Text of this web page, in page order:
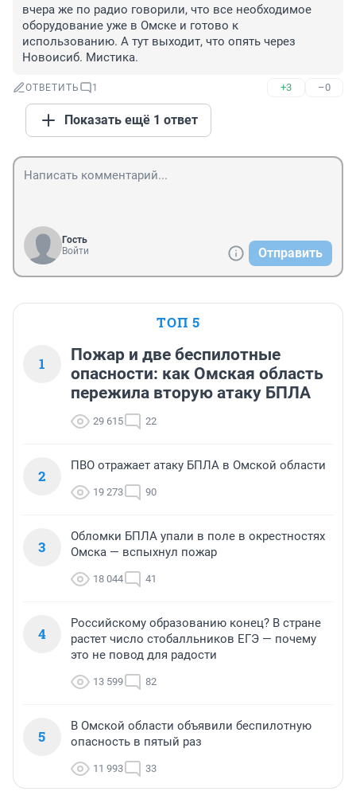
вчера же по радио говорили, что все необходимое
оборудование уже в Омске и готово к
использованию. А тут выходит, что опять через
Новоисиб. Мистика.
ОТВЕТИТЬ 1 +3 –0
Показать ещё 1 ответ
Гость
Войти
Отправить
ТОП 5
1
Пожар и две беспилотные
опасности: как Омская область
пережила вторую атаку БПЛА
29 615 22
2
ПВО отражает атаку БПЛА в Омской области
19 273 90
3
Обломки БПЛА упали в поле в окрестностях
Омска — вспыхнул пожар
18 044 41
4
Российскому образованию конец? В стране
растет число стобалльников ЕГЭ — почему
это не повод для радости
13 599 82
5
В Омской области объявили беспилотную
опасность в пятый раз
11 993 33